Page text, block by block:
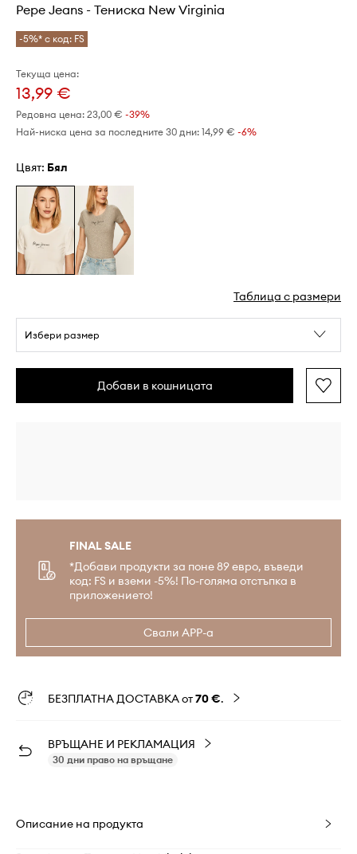
Pepe Jeans - Тениска New Virginia
-5%* с код: FS
Текуща цена:
13,99 €
Редовна цена: 23,00 € -39%
Най-ниска цена за последните 30 дни: 14,99 € -6%
Цвят: бял
Таблица с размери
Избери размер
Добави в кошницата
FINAL SALE
*Добави продукти за поне 89 евро, въведи
код: FS и вземи -5%! По-голяма отстъпка в
приложението!
Свали APP-а
БЕЗПЛАТНА ДОСТАВКА от70 €.
ВРЪЩАНЕ И РЕКЛАМАЦИЯ
30 дни право на връщане
Описание на продукта